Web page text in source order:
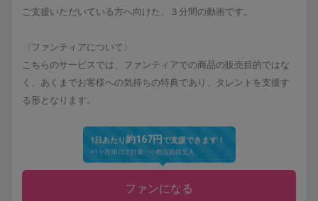
ご支援いただいている方へ向けた、３分間の動画です。
〈ファンティアについて〉
こちらのサービスでは、ファンティアでの商品の販売目的ではな
く、あくまでお客様への気持ちの特典であり、タレントを支援す
る形となります。
1日あたり約167円で支援できます！
※1ヶ月30日で計算・小数点四捨五入
ファンになる